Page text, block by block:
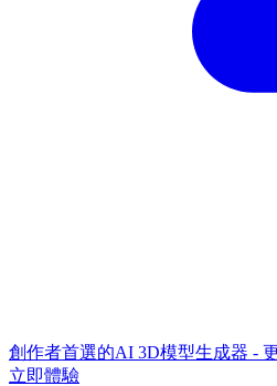
創作者首選的AI 3D模型生成器 -
立即體驗